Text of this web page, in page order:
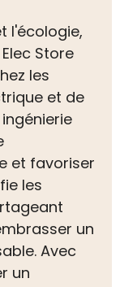
l'écologie,
Store
les
et de
et favoriser
les
un
Avec
un